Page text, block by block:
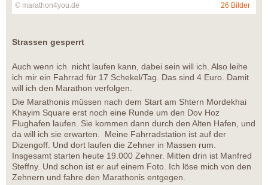
© marathon4you.de 26 Bilder
Strassen gesperrt
Auch wenn ich nicht laufen kann, dabei sein will ich. Also leihe
ich mir ein Fahrrad für 17 Schekel/Tag. Das sind 4 Euro. Damit
will ich den Marathon verfolgen.
Die Marathonis müssen nach dem Start am Shtern Mordekhai
Khayim Square erst noch eine Runde um den Dov Hoz
Flughafen laufen. Sie kommen dann durch den Alten Hafen, und
da will ich sie erwarten. Meine Fahrradstation ist auf der
Dizengoff. Und dort laufen die Zehner in Massen rum.
Insgesamt starten heute 19.000 Zehner. Mitten drin ist Manfred
Steffny. Und schon ist er auf einem Foto. Ich löse mich von den
Zehnern und fahre den Marathonis entgegen.